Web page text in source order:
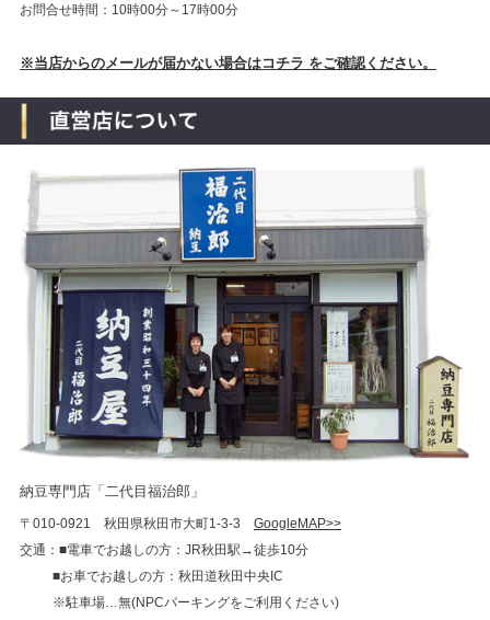
お問合せ時間：10時00分～17時00分
※当店からのメールが届かない場合はコチラ をご確認ください。
納豆専門店「二代目福治郎」
〒010-0921 秋田県秋田市大町1-3-3 GoogleMAP>>
交通：■電車でお越しの方：JR秋田駅→徒歩10分
■お車でお越しの方：秋田道秋田中央IC
※駐車場…無(NPCパーキングをご利用ください)